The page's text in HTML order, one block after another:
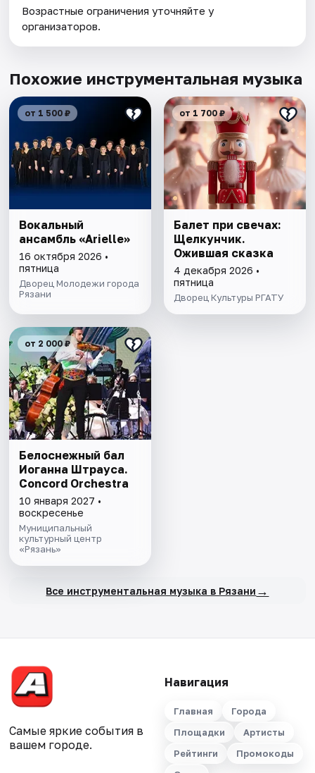
Возрастные ограничения уточняйте у
организаторов.
Похожие инструментальная музыка
от 1 500 ₽
Вокальный
ансамбль «Arielle»
16 октября 2026 •
пятница
Дворец Молодежи города
Рязани
от 1 700 ₽
Балет при свечах:
Щелкунчик.
Ожившая сказка
4 декабря 2026 •
пятница
Дворец Культуры РГАТУ
от 2 000 ₽
Белоснежный бал
Иоганна Штрауса.
Concord Orchestra
10 января 2027 •
воскресенье
Муниципальный
культурный центр
«Рязань»
Все инструментальная музыка в Рязани →
Самые яркие события в
вашем городе.
Навигация
Главная
Города
Площадки
Артисты
Рейтинги
Промокоды